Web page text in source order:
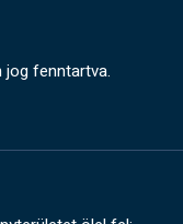
jog fenntartva.